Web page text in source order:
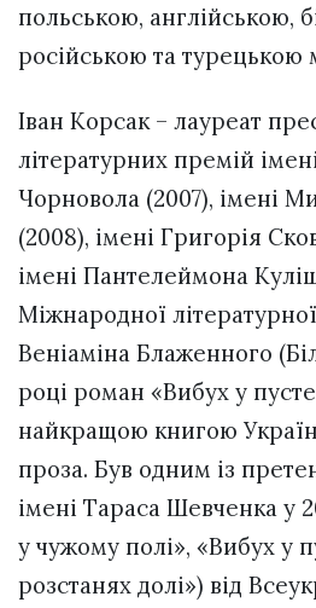
польською, англійською,
російською та турецькою
Іван Корсак – лауреат
літературних премій
Чорновола (2007), імені
(2008), імені Григорія
імені Пантелеймона
Міжнародної
Веніаміна Блаженного
році роман «Вибух у
найкращою книгою
проза. Був одним із
імені Тараса Шевченка у
у чужому полі», «Вибух у
розстанях долі») від